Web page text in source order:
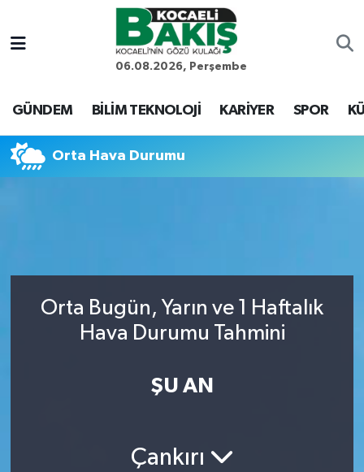
06.08.2026, Perşembe
GÜNDEM BİLİM TEKNOLOJİ KARİYER SPOR
Orta Hava Durumu
Orta Bugün, Yarın ve 1 Haftalık
Hava Durumu Tahmini
ŞU AN
Çankırı
Kocaeli Nöbetçi Eczaneler
Kocaeli Hava Durumu
Haber Arşivi